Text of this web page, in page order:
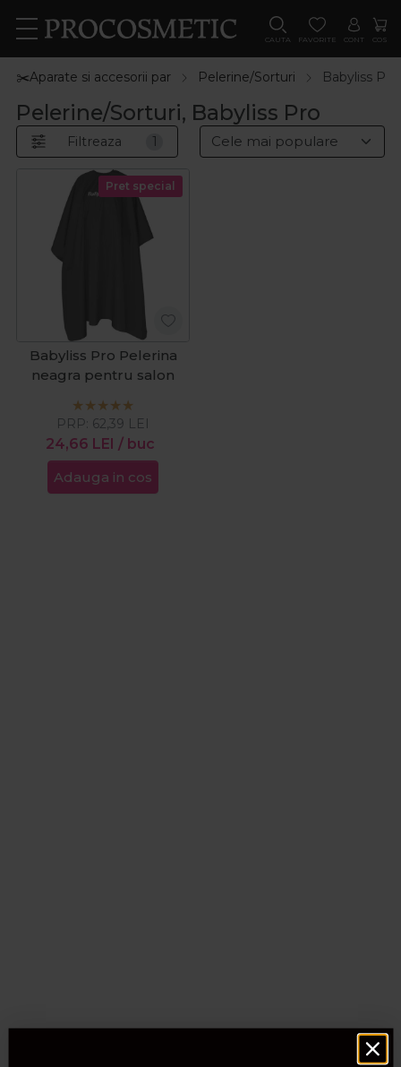
CAUTA FAVORITE CONT COS
✂️Aparate si accesorii par Pelerine/Sorturi Babyliss Pro
Pelerine/Sorturi, Babyliss Pro
Filtreaza 1
Pret special
Babyliss Pro Pelerina
neagra pentru salon
24,66 LEI / buc
PRP: 62,39 LEI
Adauga in cos